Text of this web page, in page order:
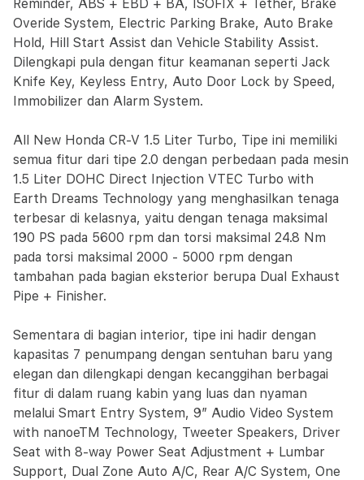
Reminder, ABS + EBD + BA, ISOFIX + Tether, Brake
Overide System, Electric Parking Brake, Auto Brake
Hold, Hill Start Assist dan Vehicle Stability Assist.
Dilengkapi pula dengan fitur keamanan seperti Jack
Knife Key, Keyless Entry, Auto Door Lock by Speed,
Immobilizer dan Alarm System.
All New Honda CR-V 1.5 Liter Turbo, Tipe ini memiliki
semua fitur dari tipe 2.0 dengan perbedaan pada mesin
1.5 Liter DOHC Direct Injection VTEC Turbo with
Earth Dreams Technology yang menghasilkan tenaga
terbesar di kelasnya, yaitu dengan tenaga maksimal
190 PS pada 5600 rpm dan torsi maksimal 24.8 Nm
pada torsi maksimal 2000 - 5000 rpm dengan
tambahan pada bagian eksterior berupa Dual Exhaust
Pipe + Finisher.
Sementara di bagian interior, tipe ini hadir dengan
kapasitas 7 penumpang dengan sentuhan baru yang
elegan dan dilengkapi dengan kecanggihan berbagai
fitur di dalam ruang kabin yang luas dan nyaman
melalui Smart Entry System, 9” Audio Video System
with nanoeTM Technology, Tweeter Speakers, Driver
Seat with 8-way Power Seat Adjustment + Lumbar
Support, Dual Zone Auto A/C, Rear A/C System, One